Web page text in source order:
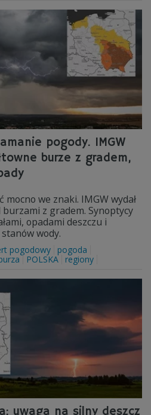
pogody. IMGW
burze z gradem,
mocno we znaki. IMGW wydał
z gradem. Synoptycy
opadami deszczu i
wody.
pogodowy
pogoda
POLSKA regiony
uwaga na silny deszcz